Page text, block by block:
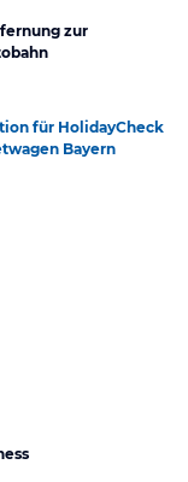
zur
für HolidayCheck
Bayern